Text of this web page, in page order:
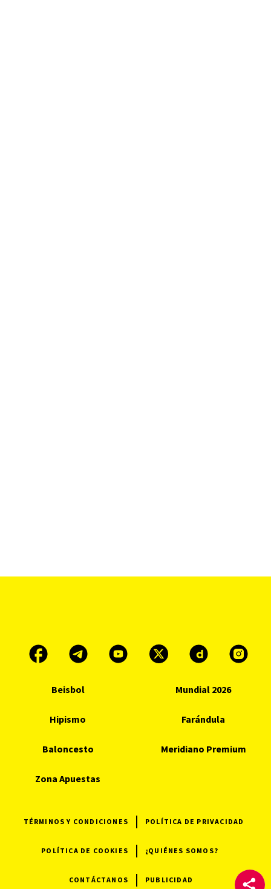
Beisbol Mundial 2026
Hipismo Farándula
Baloncesto Meridiano Premium
Zona Apuestas
TÉRMINOS Y CONDICIONES POLÍTICA DE PRIVACIDAD
POLÍTICA DE COOKIES ¿QUIÉNES SOMOS?
CONTÁCTANOS PUBLICIDAD